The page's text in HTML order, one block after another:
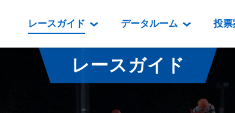
レースガイド
レース情報
番
データルーム
データルーム
騎手・調教師紹介
映像コンテンツ
重賞競走VTR
重賞競走参考
投票
門別競馬場
門別競馬場
とね
レースガイド